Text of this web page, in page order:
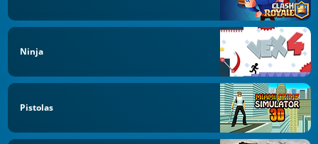
Ninja
Pistolas